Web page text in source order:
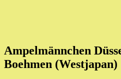
Ampelmännchen
Boehmen (Westjapan)